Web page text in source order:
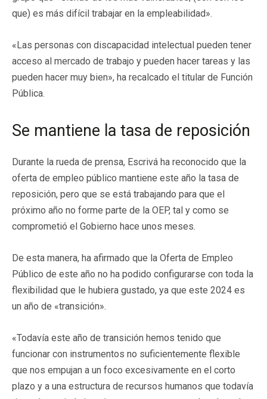
que) es más difícil trabajar en la empleabilidad».
«Las personas con discapacidad intelectual pueden tener
acceso al mercado de trabajo y pueden hacer tareas y las
pueden hacer muy bien», ha recalcado el titular de Función
Pública.
Se mantiene la tasa de reposición
Durante la rueda de prensa, Escrivá ha reconocido que la
oferta de empleo público mantiene este año la tasa de
reposición, pero que se está trabajando para que el
próximo año no forme parte de la OEP, tal y como se
comprometió el Gobierno hace unos meses.
De esta manera, ha afirmado que la Oferta de Empleo
Público de este año no ha podido configurarse con toda la
flexibilidad que le hubiera gustado, ya que este 2024 es
un año de «transición».
«Todavía este año de transición hemos tenido que
funcionar con instrumentos no suficientemente flexible
que nos empujan a un foco excesivamente en el corto
plazo y a una estructura de recursos humanos que todavía